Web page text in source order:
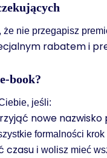
nie przegapisz
rabatem i
book?
jeśli:
nowe nazwisko
formalności krok
czasui wolisz mieć